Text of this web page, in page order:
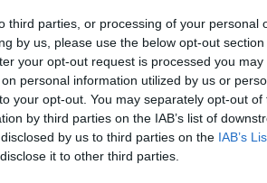
third parties, or processing of your personal
by us, please use the below opt-out section
your opt-out request is processed you may
personal information utilized by us or
your opt-out. You may separately opt-out of
by third parties on the IAB’s list of
by us to third parties on the IAB’s
it to other third parties.